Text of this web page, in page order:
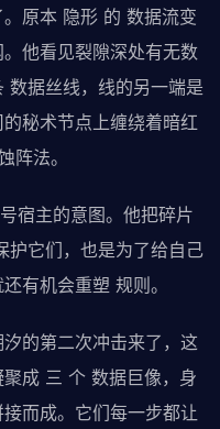
原本 隐形 的 数据流变
他看见裂隙深处有无数
数据丝线，线的另一端是
秘术节点上缠绕着暗红
阵法。
宿主的意图。他把碎片
护它们，也是为了给自己
有机会重塑 规则。
的第二次冲击来了，这
成 三 个 数据巨像，身
而成。它们每一步都让